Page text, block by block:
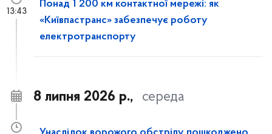
Понад 1 200 км контактної мережі: як
«Київпастранс» забезпечує роботу
електротранспорту
13:43
8 липня 2026 р., середа